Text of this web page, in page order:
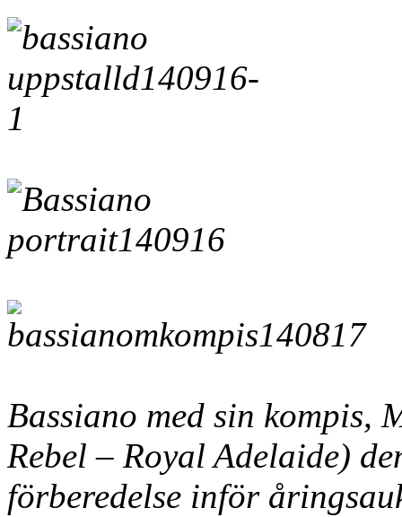
Bassiano med sin kompis,
Rebel – Royal Adelaide)
förberedelse inför